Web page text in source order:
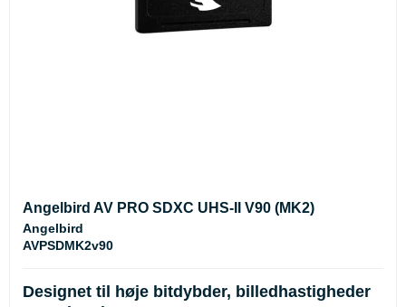
Angelbird AV PRO SDXC UHS-II V90 (MK2)
Angelbird
AVPSDMK2v90
Designet til høje bitdybder, billedhastigheder